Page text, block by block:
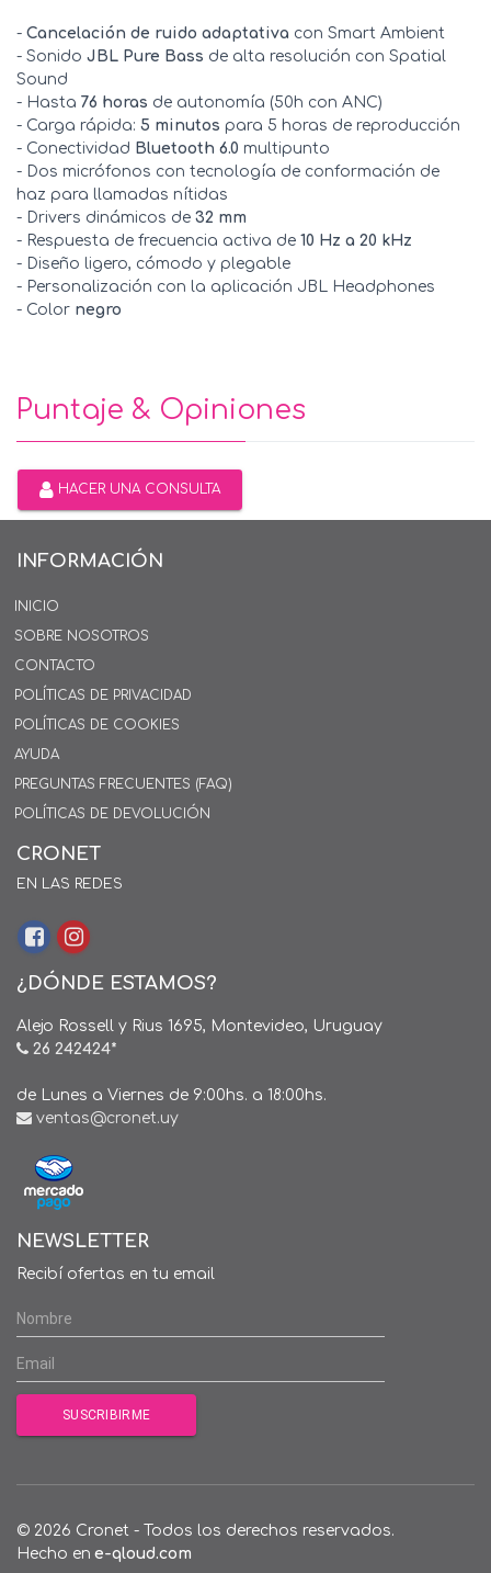
- Cancelación de ruido adaptativa con Smart Ambient
- Sonido JBL Pure Bass de alta resolución con Spatial
Sound
- Hasta 76 horas de autonomía (50h con ANC)
- Carga rápida: 5 minutos para 5 horas de reproducción
- Conectividad Bluetooth 6.0 multipunto
- Dos micrófonos con tecnología de conformación de
haz para llamadas nítidas
- Drivers dinámicos de 32 mm
- Respuesta de frecuencia activa de 10 Hz a 20 kHz
- Diseño ligero, cómodo y plegable
- Personalización con la aplicación JBL Headphones
- Color negro
Puntaje & Opiniones
HACER UNA CONSULTA
INFORMACIÓN
INICIO
SOBRE NOSOTROS
CONTACTO
POLÍTICAS DE PRIVACIDAD
POLÍTICAS DE COOKIES
AYUDA
PREGUNTAS FRECUENTES (FAQ)
POLÍTICAS DE DEVOLUCIÓN
CRONET
EN LAS REDES
¿DÓNDE ESTAMOS?
Alejo Rossell y Rius 1695, Montevideo, Uruguay
26 242424*
de Lunes a Viernes de 9:00hs. a 18:00hs.
ventas@cronet.uy
NEWSLETTER
Recibí ofertas en tu email
© 2026 Cronet - Todos los derechos reservados.
Hecho en e-qloud.com